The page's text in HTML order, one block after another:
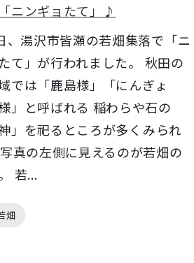
ニンギョたて」♪
、湯沢市皆瀬の若畑集落で「ニ
て」が行われました。 秋田の
では「鹿島様」「にんぎょ
様」と呼ばれる 稲わらや石の
神」を祀るところが多くみられ
真の左側に見えるのが若畑の
若...
畑